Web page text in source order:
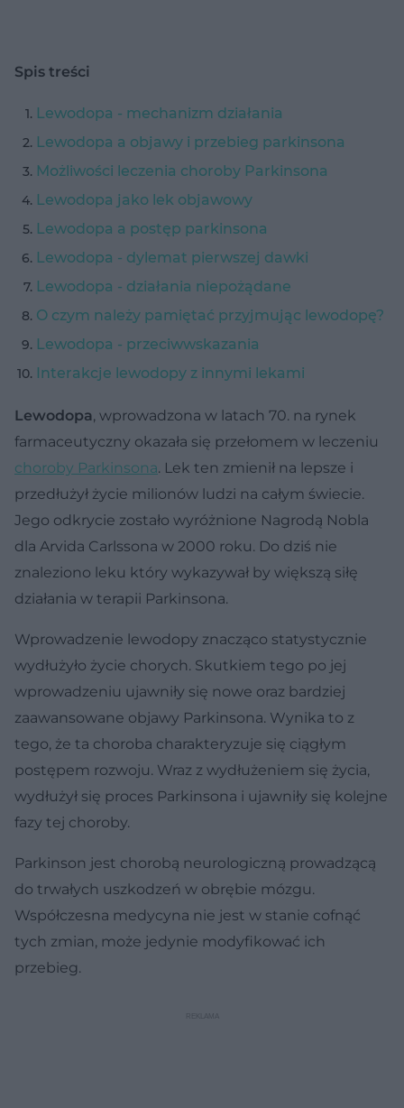
Spis treści
Lewodopa - mechanizm działania
Lewodopa a objawy i przebieg parkinsona
Możliwości leczenia choroby Parkinsona
Lewodopa jako lek objawowy
Lewodopa a postęp parkinsona
Lewodopa - dylemat pierwszej dawki
Lewodopa - działania niepożądane
O czym należy pamiętać przyjmując lewodopę?
Lewodopa - przeciwwskazania
Interakcje lewodopy z innymi lekami
Lewodopa, wprowadzona w latach 70. na rynek
farmaceutyczny okazała się przełomem w leczeniu
choroby Parkinsona. Lek ten zmienił na lepsze i
przedłużył życie milionów ludzi na całym świecie.
Jego odkrycie zostało wyróżnione Nagrodą Nobla
dla Arvida Carlssona w 2000 roku. Do dziś nie
znaleziono leku który wykazywał by większą siłę
działania w terapii Parkinsona.
Wprowadzenie lewodopy znacząco statystycznie
wydłużyło życie chorych. Skutkiem tego po jej
wprowadzeniu ujawniły się nowe oraz bardziej
zaawansowane objawy Parkinsona. Wynika to z
tego, że ta choroba charakteryzuje się ciągłym
postępem rozwoju. Wraz z wydłużeniem się życia,
wydłużył się proces Parkinsona i ujawniły się kolejne
fazy tej choroby.
Parkinson jest chorobą neurologiczną prowadzącą
do trwałych uszkodzeń w obrębie mózgu.
Współczesna medycyna nie jest w stanie cofnąć
tych zmian, może jedynie modyfikować ich
przebieg.